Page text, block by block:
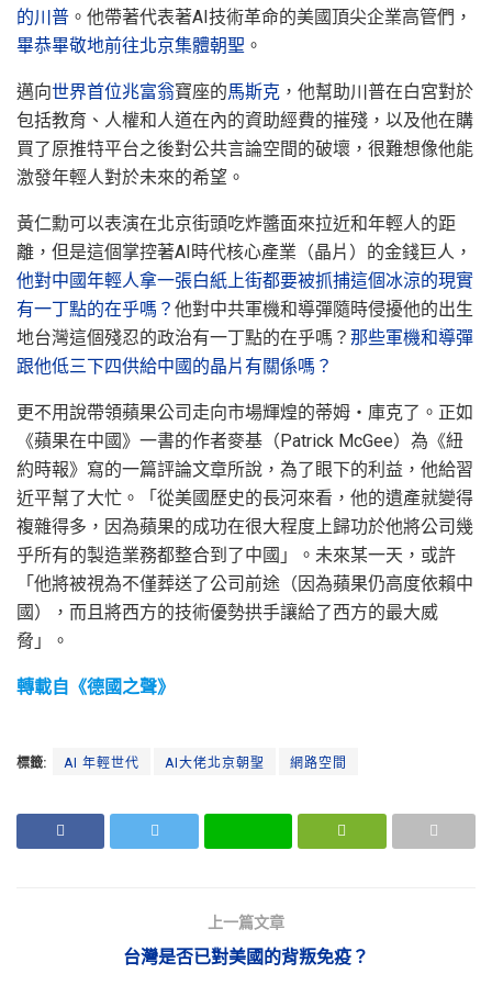
的川普 。他帶著代表著AI技術革命的美國頂尖企業高管們，
畢恭畢敬地前往北京集體朝聖 。
邁向世界首位兆富翁寶座的馬斯克 ，他幫助川普在白宮對於
包括教育、人權和人道在內的資助經費的摧殘，以及他在購
買了原推特平台之後對公共言論空間的破壞，很難想像他能
激發年輕人對於未來的希望。
黃仁勳可以表演在北京街頭吃炸醬面來拉近和年輕人的距
離，但是這個掌控著AI時代核心產業（晶片）的金錢巨人，
他對中國年輕人拿一張白紙上街都要被抓捕這個冰涼的現實
有一丁點的在乎嗎？ 他對中共軍機和導彈隨時侵擾他的出生
地台灣這個殘忍的政治有一丁點的在乎嗎？ 那些軍機和導彈
跟他低三下四供給中國的晶片有關係嗎？
更不用說帶領蘋果公司走向市場輝煌的蒂姆‧庫克了。正如
《蘋果在中國》一書的作者麥基（Patrick McGee）為《紐
約時報》寫的一篇評論文章所說，為了眼下的利益，他給習
近平幫了大忙。「從美國歷史的長河來看，他的遺產就變得
複雜得多，因為蘋果的成功在很大程度上歸功於他將公司幾
乎所有的製造業務都整合到了中國」。未來某一天，或許
「他將被視為不僅葬送了公司前途（因為蘋果仍高度依賴中
國），而且將西方的技術優勢拱手讓給了西方的最大威
脅」。
轉載自《德國之聲》
標籤: AI 年輕世代 AI大佬北京朝聖 網路空間
上一篇文章
台灣是否已對美國的背叛免疫？